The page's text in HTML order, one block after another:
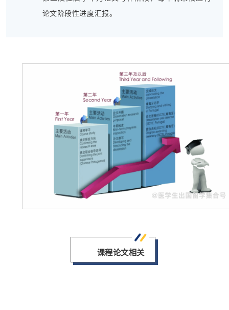
论文阶段性进度汇报。
课程论文相关